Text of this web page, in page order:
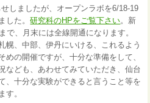
しましたが、オープンラボを6/18-19
した。研究科のHPをご覧下さい。新
で、月末には全線開通になります。
幌、中部、伊丹にいける、これるよう
めの開催ですが、十分な準備をして、
なども、あわせてみていただき、仙台
、十分な実験ができると言うこと等を
す。